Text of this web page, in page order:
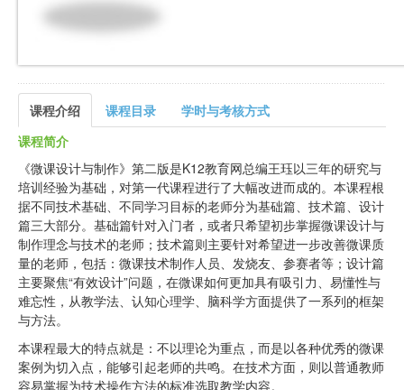
课程介绍 课程目录
学时与考核方式
课程简介
《微课设计与制作》第二版是K12教育网总编王珏以三年的研究与
培训经验为基础，对第一代课程进行了大幅改进而成的。本课程根
据不同技术基础、不同学习目标的老师分为基础篇、技术篇、设计
篇三大部分。基础篇针对入门者，或者只希望初步掌握微课设计与
制作理念与技术的老师；技术篇则主要针对希望进一步改善微课质
量的老师，包括：微课技术制作人员、发烧友、参赛者等；设计篇
主要聚焦“有效设计”问题，在微课如何更加具有吸引力、易懂性与
难忘性，从教学法、认知心理学、脑科学方面提供了一系列的框架
与方法。
本课程最大的特点就是：不以理论为重点，而是以各种优秀的微课
案例为切入点，能够引起老师的共鸣。在技术方面，则以普通教师
容易掌握为技术操作方法的标准选取教学内容。